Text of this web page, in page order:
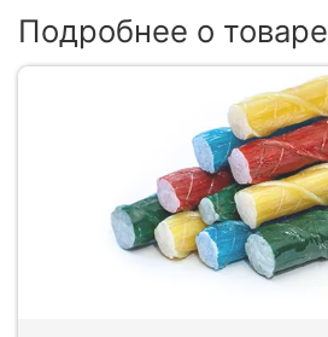
Подробнее о товаре